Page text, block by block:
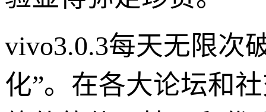
vivo3.0.3每天无限次
化”。在各大论坛和